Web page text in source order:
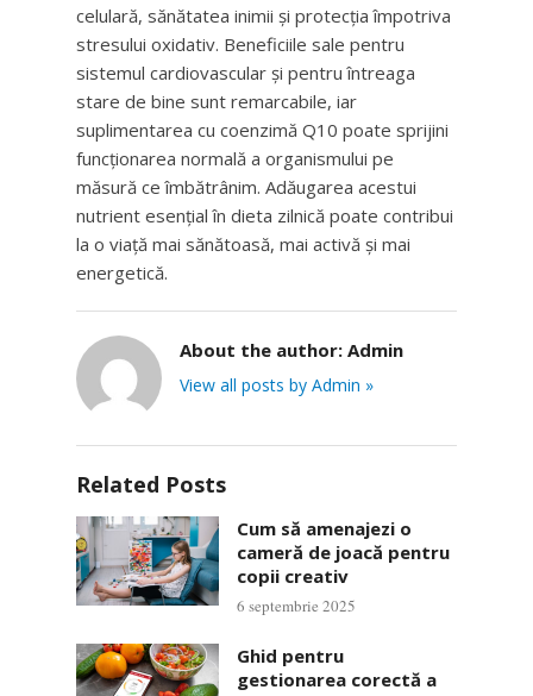
celulară, sănătatea inimii și protecția împotriva
stresului oxidativ. Beneficiile sale pentru
sistemul cardiovascular și pentru întreaga
stare de bine sunt remarcabile, iar
suplimentarea cu coenzimă Q10 poate sprijini
funcționarea normală a organismului pe
măsură ce îmbătrânim. Adăugarea acestui
nutrient esențial în dieta zilnică poate contribui
la o viață mai sănătoasă, mai activă și mai
energetică.
About the author: Admin
View all posts by Admin »
Related Posts
Cum să amenajezi o
cameră de joacă pentru
copii creativ
6 septembrie 2025
Ghid pentru
gestionarea corectă a